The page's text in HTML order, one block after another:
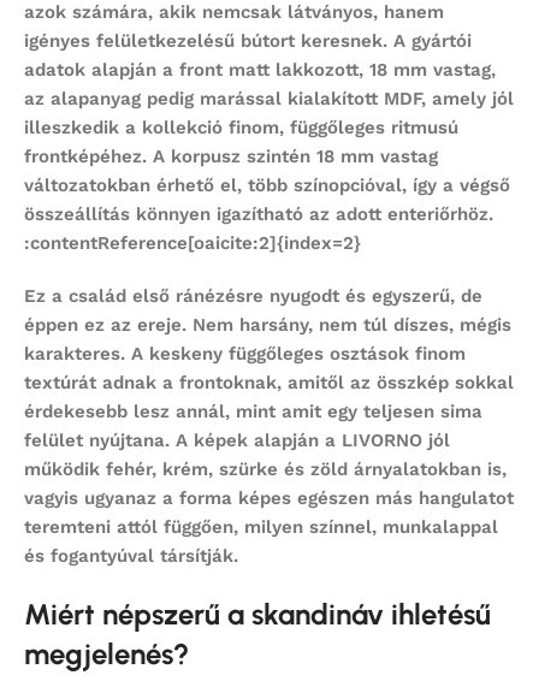
azok számára, akik nemcsak látványos, hanem
igényes felületkezelésű bútort keresnek. A gyártói
adatok alapján a front matt lakkozott, 18 mm vastag,
az alapanyag pedig marással kialakított MDF, amely jól
illeszkedik a kollekció finom, függőleges ritmusú
frontképéhez. A korpusz szintén 18 mm vastag
változatokban érhető el, több színopcióval, így a végső
összeállítás könnyen igazítható az adott enteriőrhöz.
:contentReference[oaicite:2]{index=2}
Ez a család első ránézésre nyugodt és egyszerű, de
éppen ez az ereje. Nem harsány, nem túl díszes, mégis
karakteres. A keskeny függőleges osztások finom
textúrát adnak a frontoknak, amitől az összkép sokkal
érdekesebb lesz annál, mint amit egy teljesen sima
felület nyújtana. A képek alapján a LIVORNO jól
működik fehér, krém, szürke és zöld árnyalatokban is,
vagyis ugyanaz a forma képes egészen más hangulatot
teremteni attól függően, milyen színnel, munkalappal
és fogantyúval társítják.
Miért népszerű a skandináv ihletésű
megjelenés?